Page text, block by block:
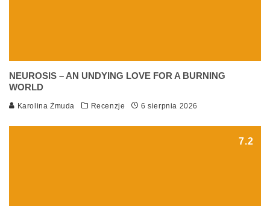
NEUROSIS – AN UNDYING LOVE FOR A BURNING
WORLD
Karolina Żmuda Recenzje 6 sierpnia 2026
7.2